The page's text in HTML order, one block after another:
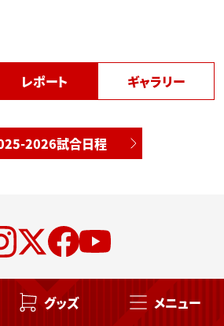
レポート ギャラリー
2026試合日程
グッズ メニュー